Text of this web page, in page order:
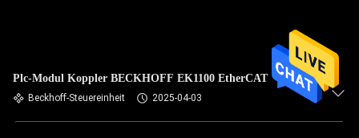
Plc-Modul Koppler BECKHOFF EK1100 EtherCAT
Beckhoff-Steuereinheit 2025-04-03